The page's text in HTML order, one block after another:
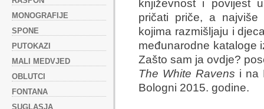
MONOGRAFIJE
SPONE
PUTOKAZI
MALI MEDVJED
OBLUTCI
FONTANA
SUGLASJA
književnost i povijest
pričati priče, a
kojima razmišljaju i
međunarodne kataloge
Zašto sam ja ovdje?
The White Ravens i na
Bologni 2015. godine.